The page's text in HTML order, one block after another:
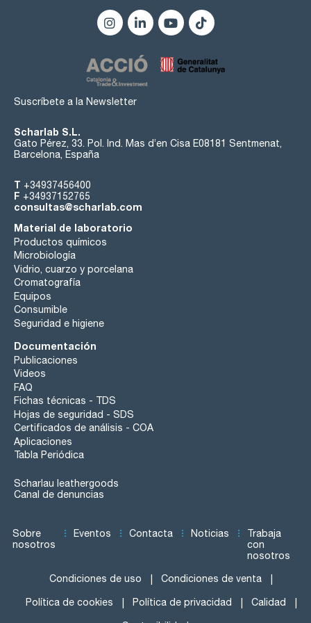
Suscríbete a la Newsletter
Scharlab S.L.
Gato Pérez, 33. Pol. Ind. Mas d’en Cisa E08181 Sentmenat,
Barcelona, España
T +34937456400
F +34937152765
consultas@scharlab.com
Material de laboratorio
Productos químicos
Microbiología
Vidrio, cuarzo y porcelana
Cromatografía
Equipos
Consumible
Seguridad e higiene
Documentación
Publicaciones
Videos
FAQ
Fichas técnicas - TDS
Hojas de seguridad - SDS
Certificados de análisis - COA
Aplicaciones
Tabla Periódica
Scharlau leathergoods
Canal de denuncias
Sobre
nosotros
Eventos Contacta Noticias
Trabaja
con
nosotros
Condiciones de uso Condiciones de venta
Política de cookies Política de privacidad Calidad